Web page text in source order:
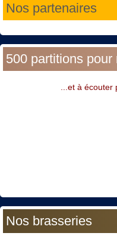
Nos partenaires
500 partitions pour
...et à écouter
Nos brasseries
précédente
précédent
suivante
suivant